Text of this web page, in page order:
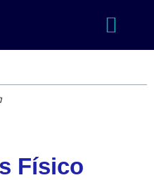
Físico